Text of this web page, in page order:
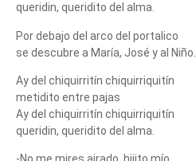
queridin, queridito del alma.
Por debajo del arco del portalico
se descubre a María, José y al Niño.
Ay del chiquirritín chiquirriquitín
metidito entre pajas
Ay del chiquirritín chiquirriquitín
queridin, queridito del alma.